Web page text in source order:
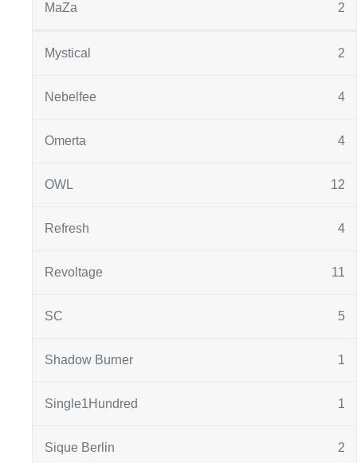
MaZa 2
Mystical 2
Nebelfee 4
Omerta 4
OWL 12
Refresh 4
Revoltage 11
SC 5
Shadow Burner 1
Single1Hundred 1
Sique Berlin 2